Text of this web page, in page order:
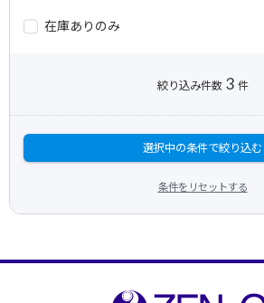
在庫ありのみ
絞り込み件数 3 件
選択中の条件で絞り込む
条件をリセットする